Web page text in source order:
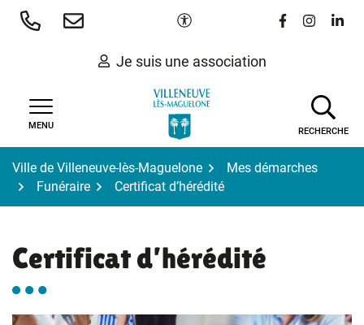
Aller
Paramètres d'accessibilité
Lien vers le
Lien vers
Lien
Je suis une association
MENU
RECHERCHE
Ville de Villeneuve-lès-Maguelone
Mes démarches
Funéraire
Certificat d’hérédité
Certificat d’hérédité